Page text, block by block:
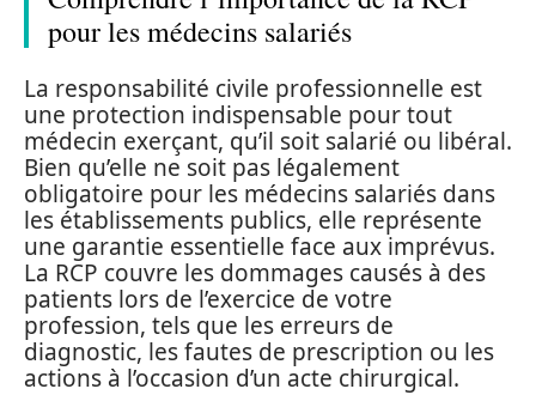
pour les médecins salariés
La responsabilité civile professionnelle est
une protection indispensable pour tout
médecin exerçant, qu’il soit salarié ou libéral.
Bien qu’elle ne soit pas légalement
obligatoire pour les médecins salariés dans
les établissements publics, elle représente
une garantie essentielle face aux imprévus.
La RCP couvre les dommages causés à des
patients lors de l’exercice de votre
profession, tels que les erreurs de
diagnostic, les fautes de prescription ou les
actions à l’occasion d’un acte chirurgical.